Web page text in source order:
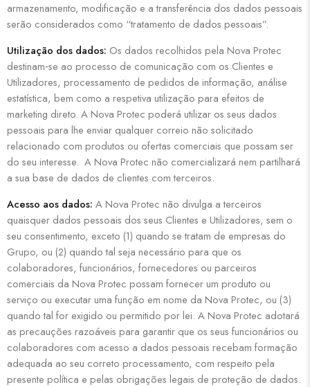
armazenamento, modificação e a transferência dos dados pessoais
serão considerados como “tratamento de dados pessoais”.
Utilização dos dados: Os dados recolhidos pela Nova Protec
destinam‐se ao processo de comunicação com os Clientes e
Utilizadores, processamento de pedidos de informação, análise
estatística, bem como a respetiva utilização para efeitos de
marketing direto. A Nova Protec poderá utilizar os seus dados
pessoais para lhe enviar qualquer correio não solicitado
relacionado com produtos ou ofertas comerciais que possam ser
do seu interesse. A Nova Protec não comercializará nem partilhará
a sua base de dados de clientes com terceiros.
Acesso aos dados: A Nova Protec não divulga a terceiros
quaisquer dados pessoais dos seus Clientes e Utilizadores, sem o
seu consentimento, exceto (1) quando se tratam de empresas do
Grupo, ou (2) quando tal seja necessário para que os
colaboradores, funcionários, fornecedores ou parceiros
comerciais da Nova Protec possam fornecer um produto ou
serviço ou executar uma função em nome da Nova Protec, ou (3)
quando tal for exigido ou permitido por lei. A Nova Protec adotará
as precauções razoáveis para garantir que os seus funcionários ou
colaboradores com acesso a dados pessoais recebam formação
adequada ao seu correto processamento, com respeito pela
presente política e pelas obrigações legais de proteção de dados.